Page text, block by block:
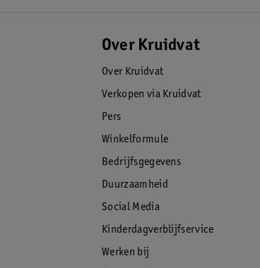
Over Kruidvat
Over Kruidvat
Verkopen via Kruidvat
Pers
Winkelformule
Bedrijfsgegevens
Duurzaamheid
Social Media
Kinderdagverblijfservice
Werken bij